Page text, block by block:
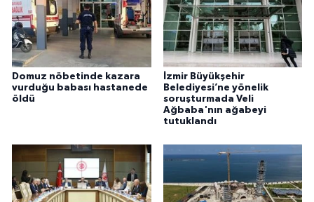
Domuz nöbetinde kazara
vurduğu babası hastanede
öldü
İzmir Büyükşehir
Belediyesi’ne yönelik
soruşturmada Veli
Ağbaba'nın ağabeyi
tutuklandı